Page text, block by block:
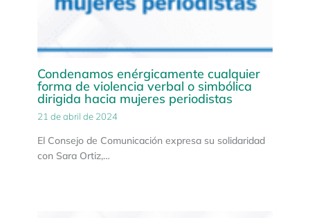
Condenamos enérgicamente cualquier
forma de violencia verbal o simbólica
dirigida hacia mujeres periodistas
21 de abril de 2024
El Consejo de Comunicación expresa su solidaridad
con Sara Ortiz,…